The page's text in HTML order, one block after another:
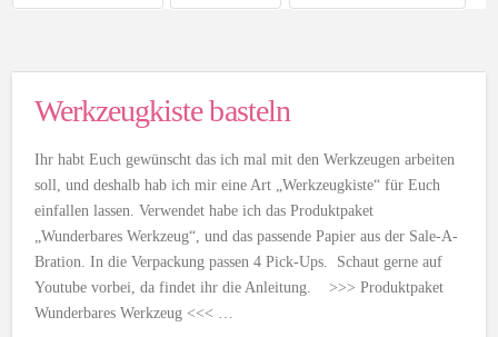
Werkzeugkiste basteln
Ihr habt Euch gewünscht das ich mal mit den Werkzeugen arbeiten
soll, und deshalb hab ich mir eine Art „Werkzeugkiste“ für Euch
einfallen lassen. Verwendet habe ich das Produktpaket
„Wunderbares Werkzeug“, und das passende Papier aus der Sale-A-
Bration. In die Verpackung passen 4 Pick-Ups. Schaut gerne auf
Youtube vorbei, da findet ihr die Anleitung. >>> Produktpaket
Wunderbares Werkzeug <<< …